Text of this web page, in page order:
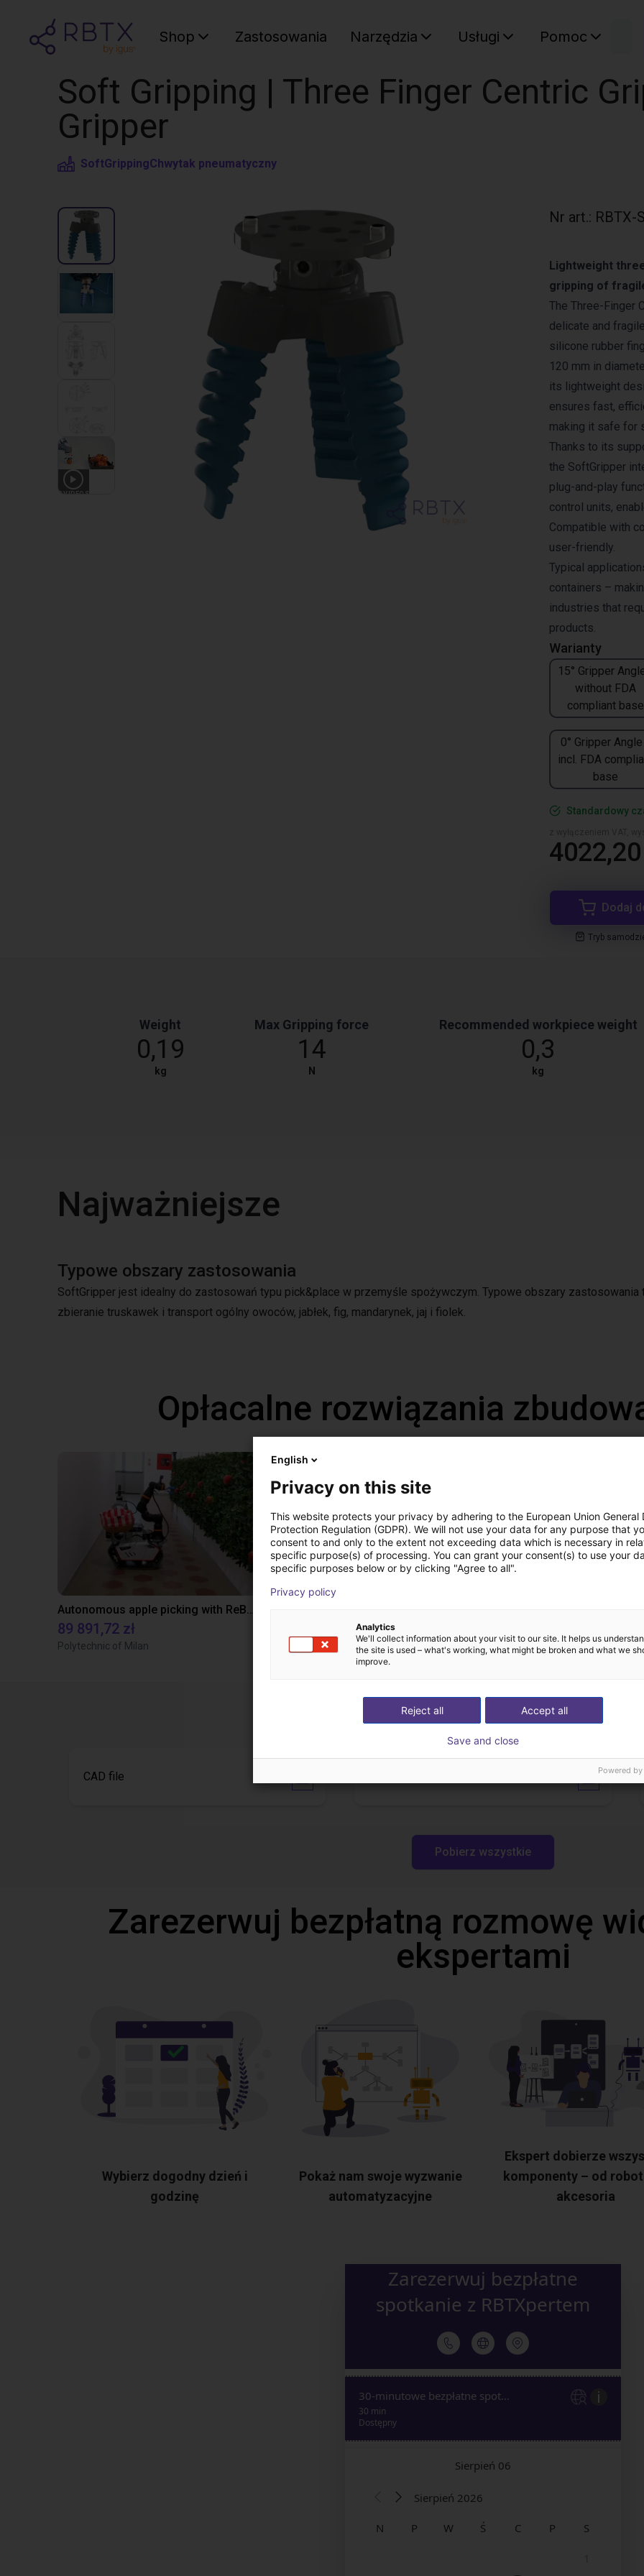
Shop Zastosowania Narzędzia Usługi Pomoc
Soft Gripping | Three Finger Centric
Gripper
SoftGrippingChwytak pneumatyczny
3 VIDEOS
Nr art.: RBTX-
Warianty
15° Gripper
without FDA
compliant base
0° Gripper
incl. FDA
base
Lightweight
gripping of
The Three-Finger
delicate and
silicone rubber
120 mm in
its lightweight
ensures fast,
making it safe for
Thanks to its
the SoftGripper
plug-and-play
control units,
Compatible with
user-friendly.
Typical
containers –
industries that
products.
Standardowy
4022,20
Dodaj
Tryb
Weight
0,19
kg
Max Gripping force
14
N
Recommended workpiece weight
0,3
kg
Najważniejsze
Typowe obszary zastosowania
SoftGripper jest idealny do zastosowań typu pick&place w przemyśle spożywczym. Typowe obszary zastosowania
zbieranie truskawek i transport ogólny owoców, jabłek, fig, mandarynek, jaj i fiolek.
Opłacalne rozwiązania
Autonomous apple picking with ReBeL robot
89 891,72 zł
Polytechnic of Milan TOPP Fördertechnik Dobot
Pliki do pobrania
CAD file
Pobierz wszystkie
Zarezerwuj bezpłatną rozmowę
ekspertami
Wybierz dogodny dzień i
godzinę
Pokaż nam swoje wyzwanie
automatyzacyjne
Ekspert dobierze
komponenty – od
akcesoria
English
Privacy on this site
This website protects your privacy by adhering to the European Union General
Protection Regulation (GDPR). We will not use your data for any purpose that
consent to and only to the extent not exceeding data which is necessary in
specific purpose(s) of processing. You can grant your consent(s) to use your
specific purposes below or by clicking "Agree to all".
Privacy policy
Analytics
We'll collect information about your visit to our site. It helps us
the site is used – what's working, what might be broken and what we
improve.
Accept all
Reject all
Save and close
Powered by